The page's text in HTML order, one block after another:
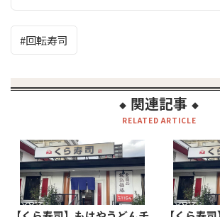
回転寿司
◆ 関連記事 ◆
RELATED ARTICLE